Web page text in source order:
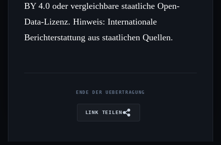
BY 4.0 oder vergleichbare staatliche Open-
Data-Lizenz. Hinweis: Internationale
Berichterstattung aus staatlichen Quellen.
ENDE DER UEBERTRAGUNG
LINK TEILEN